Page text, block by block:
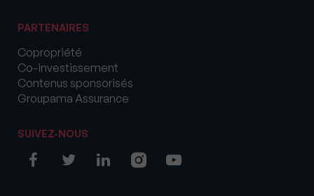
PARTENAIRES
Copropriété
Co-investissement
Contenus sponsorisés
Groupama Assurance
SUIVEZ-NOUS